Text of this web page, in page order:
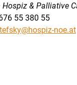
Hospiz & Palliative
55 380 55
noe.at